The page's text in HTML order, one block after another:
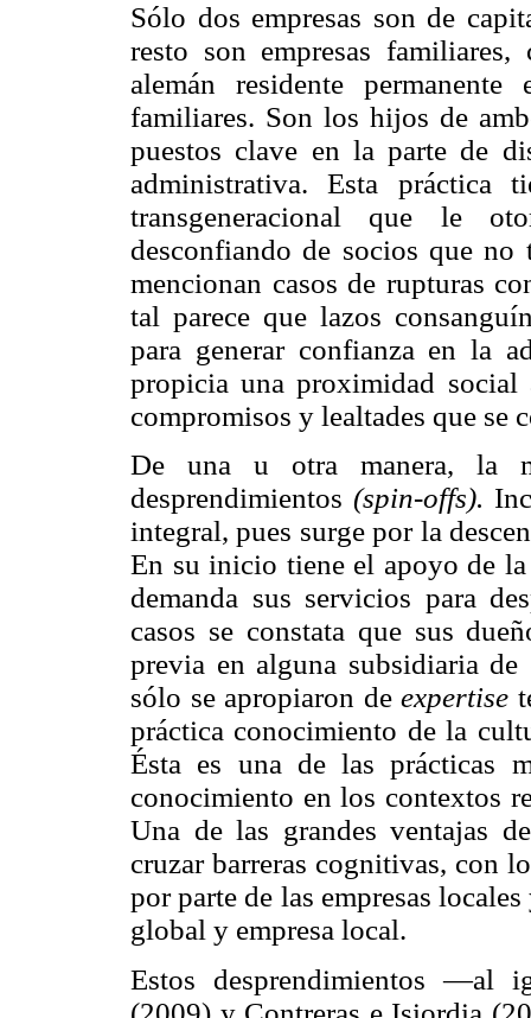
Sólo dos empresas son de
resto son empresas
alemán residente
familiares. Son los hijos de
puestos clave en la parte de
administrativa. Esta
transgeneracional que le
desconfiando de socios que no
mencionan casos de rupturas
tal parece que lazos
para generar confianza en la
propicia una proximidad social
compromisos y lealtades que se
De una u otra manera, la
desprendimientos(spin-offs).
integral, pues surge por la
En su inicio tiene el apoyo de
demanda sus servicios para
casos se constata que sus
previa en alguna subsidiaria de
sólo se apropiaron de expertise
práctica conocimiento de la
Ésta es una de las prácticas
conocimiento en los contextos
Una de las grandes ventajas
cruzar barreras cognitivas, con
por parte de las empresas
global y empresa local.
Estos desprendimientos —al